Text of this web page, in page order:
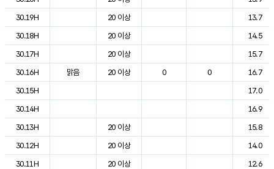
30.19H
20 이상
13.7
30.18H
20 이상
14.5
30.17H
20 이상
15.7
30.16H
맑음 20 이상 0 0
16.7
30.15H
17.0
30.14H
16.9
30.13H
20 이상
15.8
30.12H
20 이상
14.0
30.11H
20 이상
12.6